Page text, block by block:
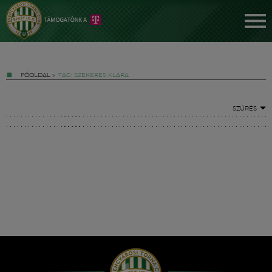
FŐOLDAL » TAG: SZEKERES KLÁRA
SZŰRÉS
Hírek